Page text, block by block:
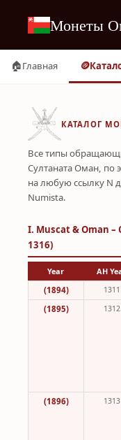
Монеты
🏠Главная 🪙
КАТАЛОГ
Все типы
Султаната Оман, по
на любую ссылку N
Numista.
I. Muscat & Oman –
1316)
Year AH
(1894)
1311
(1895) 1312
(1896) 1313